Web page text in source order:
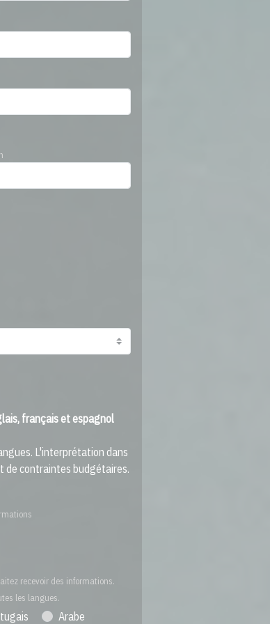
français et espagnol
L'interprétation dans
de contraintes budgétaires.
recevoir des informations.
les langues.
Arabe